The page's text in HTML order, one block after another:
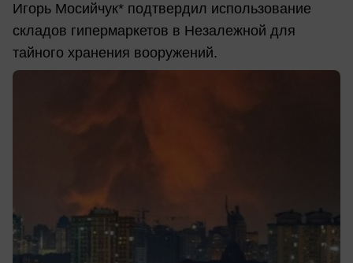
Игорь Мосийчук* подтвердил использование
складов гипермаркетов в Незалежной для
тайного хранения вооружений.